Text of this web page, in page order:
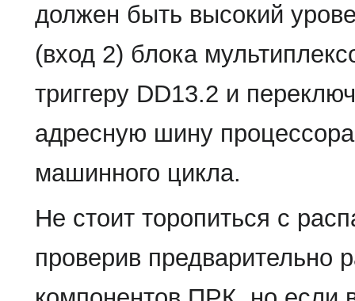
должен быть высокий
(вход 2) блока
триггеру DD13.2 и
адресную шину
машинного цикла.
Не стоит торопиться с
проверив предварительно